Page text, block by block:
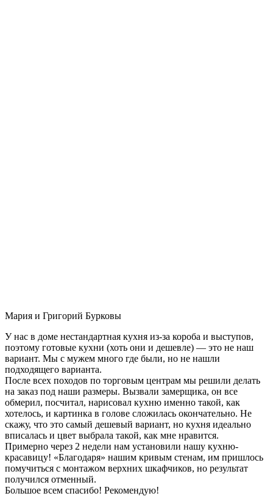
Мария и Григорий Бурковы
У нас в доме нестандартная кухня из-за короба и выступов,
поэтому готовые кухни (хоть они и дешевле) — это не наш
вариант. Мы с мужем много где были, но не нашли
подходящего варианта.
После всех походов по торговым центрам мы решили делать
на заказ под наши размеры. Вызвали замерщика, он все
обмерил, посчитал, нарисовал кухню именно такой, как
хотелось, и картинка в голове сложилась окончательно. Не
скажу, что это самый дешевый вариант, но кухня идеально
вписалась и цвет выбрала такой, как мне нравится.
Примерно через 2 недели нам установили нашу кухню-
красавицу! «Благодаря» нашим кривым стенам, им пришлось
помучиться с монтажом верхних шкафчиков, но результат
получился отменный.
Большое всем спасибо! Рекомендую!